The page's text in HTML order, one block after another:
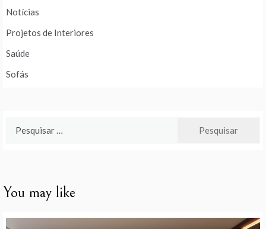
Notícias
Projetos de Interiores
Saúde
Sofás
You may like